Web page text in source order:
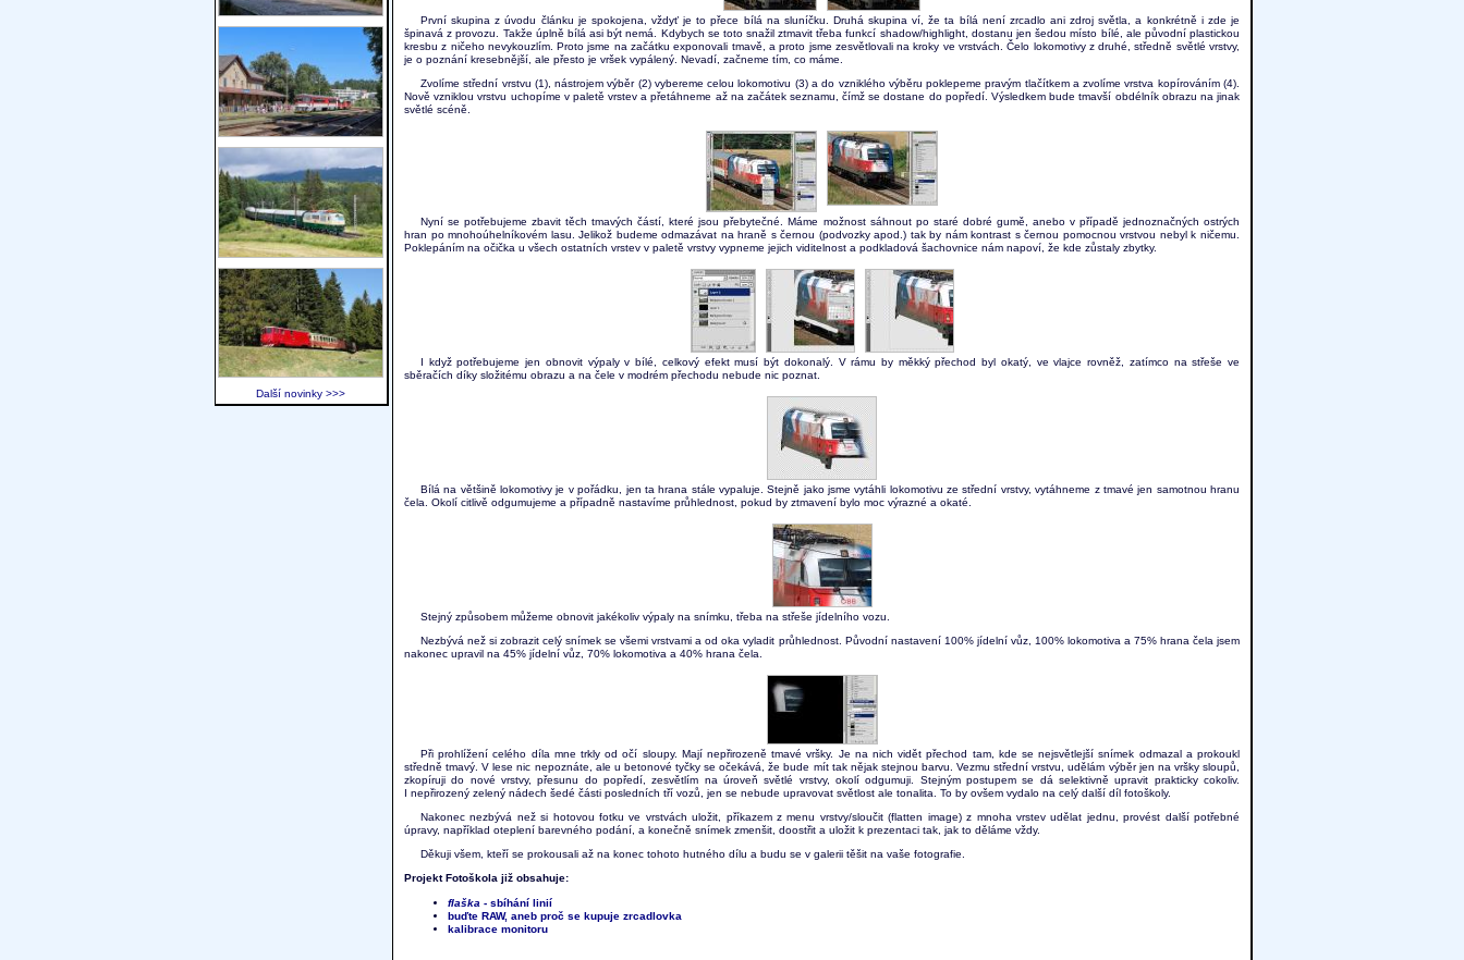
První skupina z úvodu článku je spokojena, vždyť je to přece bílá na sluníčku. Druhá skupina ví, že ta bílá není zrcadlo ani zdroj světla, a konkrétně i zde je
špinavá z provozu. Takže úplně bílá asi být nemá. Kdybych se toto snažil ztmavit třeba funkcí shadow/highlight, dostanu jen šedou místo bílé, ale původní plastickou
kresbu z ničeho nevykouzlím. Proto jsme na začátku exponovali tmavě, a proto jsme zesvětlovali na kroky ve vrstvách. Čelo lokomotivy z druhé, středně světlé vrstvy,
je o poznání kresebnější, ale přesto je vršek vypálený. Nevadí, začneme tím, co máme.
Zvolíme střední vrstvu (1), nástrojem výběr (2) vybereme celou lokomotivu (3) a do vzniklého výběru poklepeme pravým tlačítkem a zvolíme vrstva kopírováním (4).
Nově vzniklou vrstvu uchopíme v paletě vrstev a přetáhneme až na začátek seznamu, čímž se dostane do popředí. Výsledkem bude tmavší obdélník obrazu na jinak
světlé scéně.
Nyní se potřebujeme zbavit těch tmavých částí, které jsou přebytečné. Máme možnost sáhnout po staré dobré gumě, anebo v případě jednoznačných ostrých
hran po mnohoúhelníkovém lasu. Jelikož budeme odmazávat na hraně s černou (podvozky apod.) tak by nám kontrast s černou pomocnou vrstvou nebyl k ničemu.
Poklepáním na očička u všech ostatních vrstev v paletě vrstvy vypneme jejich viditelnost a podkladová šachovnice nám napoví, že kde zůstaly zbytky.
I když potřebujeme jen obnovit výpaly v bílé, celkový efekt musí být dokonalý. V rámu by měkký přechod byl okatý, ve vlajce rovněž, zatímco na střeše ve
sběračích díky složitému obrazu a na čele v modrém přechodu nebude nic poznat.
Bílá na většině lokomotivy je v pořádku, jen ta hrana stále vypaluje. Stejně jako jsme vytáhli lokomotivu ze střední vrstvy, vytáhneme z tmavé jen samotnou hranu
čela. Okolí citlivě odgumujeme a případně nastavíme průhlednost, pokud by ztmavení bylo moc výrazné a okaté.
Stejný způsobem můžeme obnovit jakékoliv výpaly na snímku, třeba na střeše jídelního vozu.
Nezbývá než si zobrazit celý snímek se všemi vrstvami a od oka vyladit průhlednost. Původní nastavení 100% jídelní vůz, 100% lokomotiva a 75% hrana čela jsem
nakonec upravil na 45% jídelní vůz, 70% lokomotiva a 40% hrana čela.
Při prohlížení celého díla mne trkly od očí sloupy. Mají nepřirozeně tmavé vršky. Je na nich vidět přechod tam, kde se nejsvětlejší snímek odmazal a prokoukl
středně tmavý. V lese nic nepoznáte, ale u betonové tyčky se očekává, že bude mít tak nějak stejnou barvu. Vezmu střední vrstvu, udělám výběr jen na vršky sloupů,
zkopíruji do nové vrstvy, přesunu do popředí, zesvětlím na úroveň světlé vrstvy, okolí odgumuji. Stejným postupem se dá selektivně upravit prakticky cokoliv.
I nepřirozený zelený nádech šedé části posledních tří vozů, jen se nebude upravovat světlost ale tonalita. To by ovšem vydalo na celý další díl fotoškoly.
Nakonec nezbývá než si hotovou fotku ve vrstvách uložit, příkazem z menu vrstvy/sloučit (flatten image) z mnoha vrstev udělat jednu, provést další potřebné
úpravy, například oteplení barevného podání, a konečně snímek zmenšit, doostřit a uložit k prezentaci tak, jak to děláme vždy.
Děkuji všem, kteří se prokousali až na konec tohoto hutného dílu a budu se v galerii těšit na vaše fotografie.
Projekt Fotoškola již obsahuje:
flaška - sbíhání linií
buďte RAW, aneb proč se kupuje zrcadlovka
kalibrace monitoru
Další novinky >>>